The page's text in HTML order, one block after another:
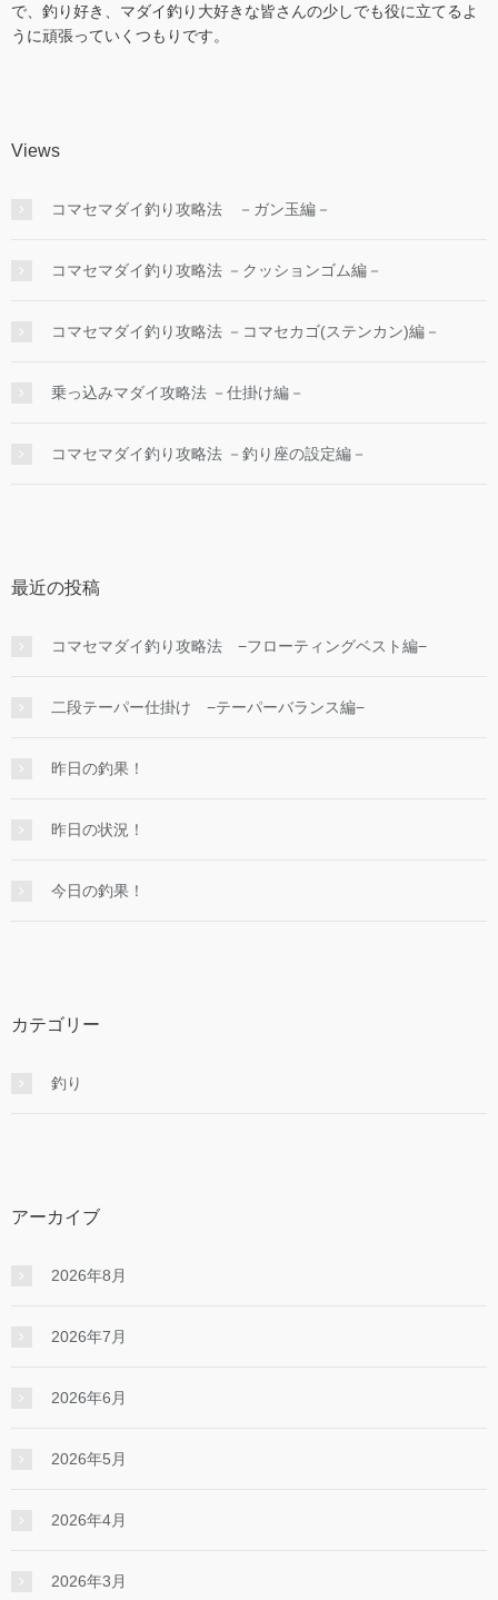
で、釣り好き、マダイ釣り大好きな皆さんの少しでも役に立てるよ
うに頑張っていくつもりです。
Views
コマセマダイ釣り攻略法 －ガン玉編－
コマセマダイ釣り攻略法 －クッションゴム編－
コマセマダイ釣り攻略法 －コマセカゴ(ステンカン)編－
乗っ込みマダイ攻略法 －仕掛け編－
コマセマダイ釣り攻略法 －釣り座の設定編－
最近の投稿
コマセマダイ釣り攻略法 −フローティングベスト編−
二段テーパー仕掛け −テーパーバランス編−
昨日の釣果！
昨日の状況！
今日の釣果！
カテゴリー
釣り
アーカイブ
2026年8月
2026年7月
2026年6月
2026年5月
2026年4月
2026年3月